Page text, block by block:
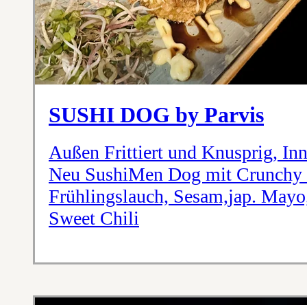
SUSHI DOG by Parvis
Außen Frittiert und Knusprig,
Neu SushiMen Dog mit
Frühlingslauch, Sesam,jap.
Sweet Chili